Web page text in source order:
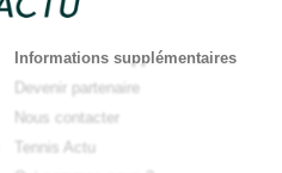
Informations supplémentaires
Devenir partenaire
Nous contacter
Tennis Actu